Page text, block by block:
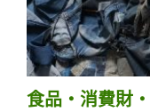
食品・消費財